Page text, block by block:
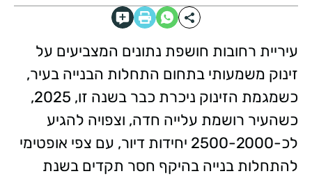
עיריית רחובות חושפת נתונים המצביעים על
זינוק משמעותי בתחום התחלות הבנייה בעיר,
כשמגמת הזינוק ניכרת כבר בשנה זו, 2025,
כשהעיר רושמת עלייה חדה, וצפויה להגיע
לכ-2500-2000 יחידות דיור, עם צפי אופטימי
להתחלות בנייה בהיקף חסר תקדים בשנת